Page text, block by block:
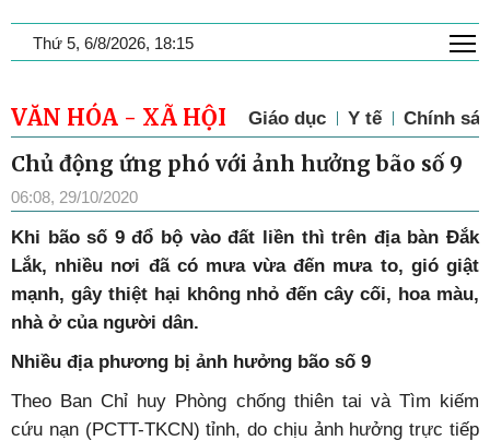
Thứ 5, 6/8/2026, 18:15
VĂN HÓA - XÃ HỘI Giáo dục Y tế Chính
Chủ động ứng phó với ảnh hưởng bão số 9
06:08, 29/10/2020
Khi bão số 9 đổ bộ vào đất liền thì trên địa bàn Đắk
Lắk, nhiều nơi đã có mưa vừa đến mưa to, gió giật
mạnh, gây thiệt hại không nhỏ đến cây cối, hoa màu,
nhà ở của người dân.
Nhiều địa phương bị ảnh hưởng bão số 9
Theo Ban Chỉ huy Phòng chống thiên tai và Tìm kiếm
cứu nạn (PCTT-TKCN) tỉnh, do chịu ảnh hưởng trực tiếp